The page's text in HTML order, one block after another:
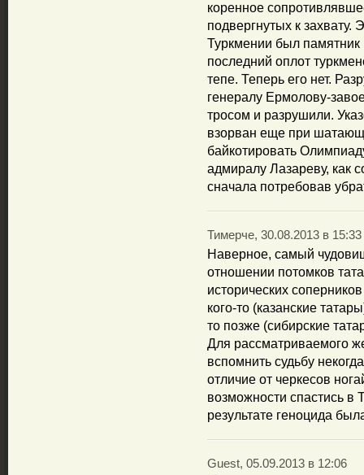
коренное
подвергнутых к захвату.
Туркмении был памятник
последний оплот
тепе. Теперь его нет.
генералу Ермолову-
тросом и разрушили.
взорван еще при
байкотировать
адмиралу Лазареву, как
сначала потребовав
Тимерче, 30.08.2013 в 15:33
Наверное, самый
отношении потомков
исторических
кого-то (казанские
то позже (сибирские
Для рассматриваемого
вспомнить судьбу
отличие от черкесов
возможности спастись в
результате геноцида
Guest, 05.09.2013 в 12:06